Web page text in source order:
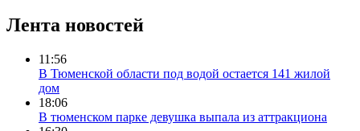
Лента новостей
11:56
В Тюменской области под водой остается 141 жилой
дом
18:06
В тюменском парке девушка выпала из аттракциона